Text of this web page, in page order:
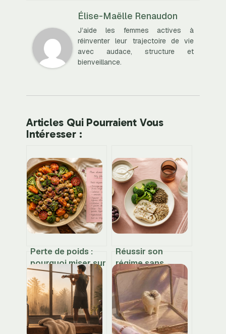
Élise-Maëlle Renaudon
J’aide les femmes actives à
réinventer leur trajectoire de vie
avec audace, structure et
bienveillance.
Articles Qui Pourraient Vous
Intéresser :
Perte de poids :
pourquoi miser sur
30g de fibres et
30 végétaux par
semaine ?
Réussir son
régime sans
frustration : 3
piliers
nutritionnels pour
transformer sa
silhouette